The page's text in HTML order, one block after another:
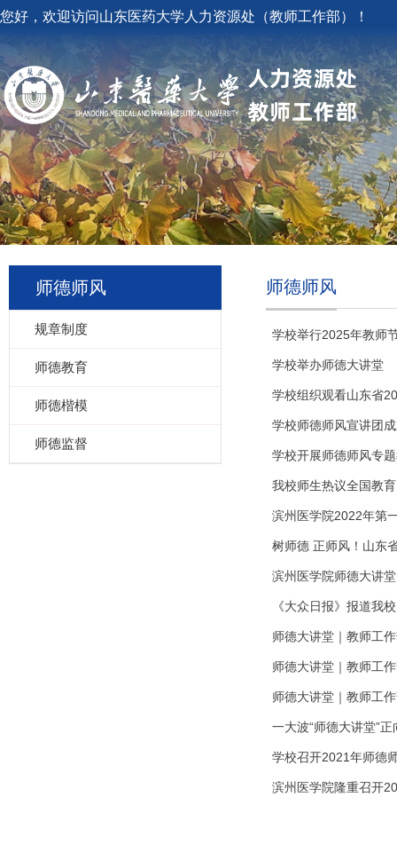
您好，欢迎访问山东医药大学人力资源处（教师工作部）！
师德师风
规章制度
师德教育
师德楷模
师德监督
师德师风
学校举行2025年教师
学校举办师德大讲堂
学校组织观看山东省
学校师德师风宣讲团
学校开展师德师风专
我校师生热议全国教
滨州医学院2022年第
树师德 正师风！山东
滨州医学院师德大讲
《大众日报》报道我
师德大讲堂｜教师工
师德大讲堂｜教师工
师德大讲堂｜教师工
一大波“师德大讲堂”
学校召开2021年师德
滨州医学院隆重召开